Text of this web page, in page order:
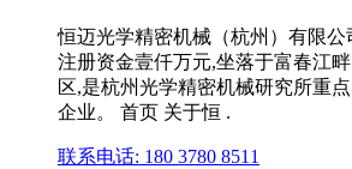
恒迈光学精密机械（杭州）有限公
注册资金壹仟万元,坐落于富春江
区,是杭州光学精密机械研究所重
企业。 首页 关于恒 .
联系电话: 180 3780 8511